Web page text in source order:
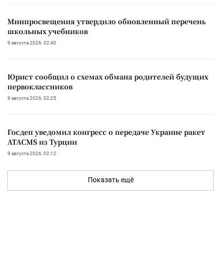
Минпросвещения утвердило обновленный перечень
школьных учебников
9 августа 2026, 02:40
Юрист сообщил о схемах обмана родителей будущих
первоклассников
9 августа 2026, 02:25
Госдеп уведомил конгресс о передаче Украине ракет
ATACMS из Турции
9 августа 2026, 02:12
Показать ещё